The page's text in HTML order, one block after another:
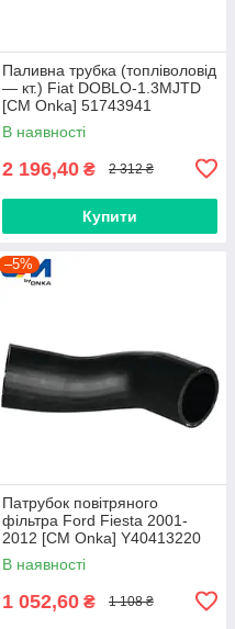
Паливна трубка (топліволовід
— кт.) Fiat DOBLO-1.3MJTD
[CM Onka] 51743941
В наявності
2 196,40 ₴ 2 312 ₴
Купити
–5%
Патрубок повітряного
фільтра Ford Fiesta 2001-
2012 [СМ Onka] Y40413220
В наявності
1 052,60 ₴ 1 108 ₴